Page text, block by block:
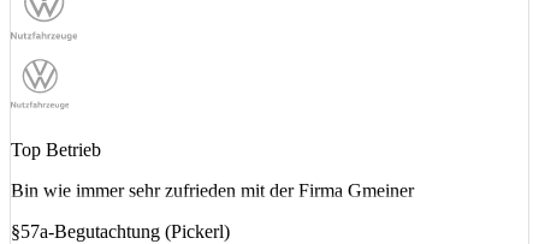
Top Betrieb
Bin wie immer sehr zufrieden mit der Firma Gmeiner
§57a-Begutachtung (Pickerl)